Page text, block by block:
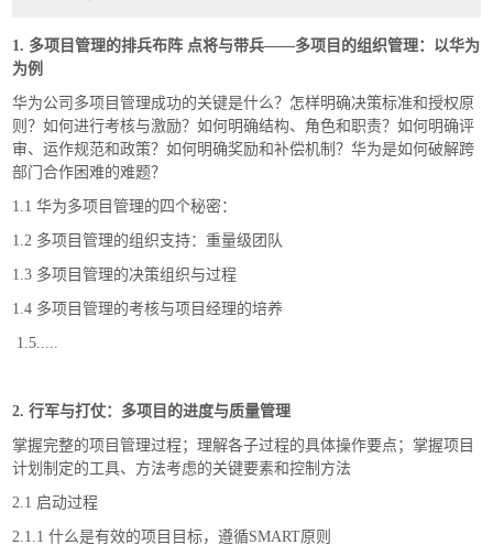
1. 多项目管理的排兵布阵 点将与带兵——多项目的组织管理：以华为
为例
华为公司多项目管理成功的关键是什么？怎样明确决策标准和授权原
则？如何进行考核与激励？如何明确结构、角色和职责？如何明确评
审、运作规范和政策？如何明确奖励和补偿机制？华为是如何破解跨
部门合作困难的难题？
1.1 华为多项目管理的四个秘密：
1.2 多项目管理的组织支持：重量级团队
1.3 多项目管理的决策组织与过程
1.4 多项目管理的考核与项目经理的培养
1.5.....
2. 行军与打仗：多项目的进度与质量管理
掌握完整的项目管理过程；理解各子过程的具体操作要点；掌握项目
计划制定的工具、方法考虑的关键要素和控制方法
2.1 启动过程
2.1.1 什么是有效的项目目标，遵循SMART原则